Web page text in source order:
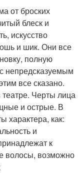
от броских
блеск и
искусство
и шик. Они все
полную
непредсказуемым
все сказано.
Черты лица
и острые. В
характера, как:
и
к
волосы, возможно